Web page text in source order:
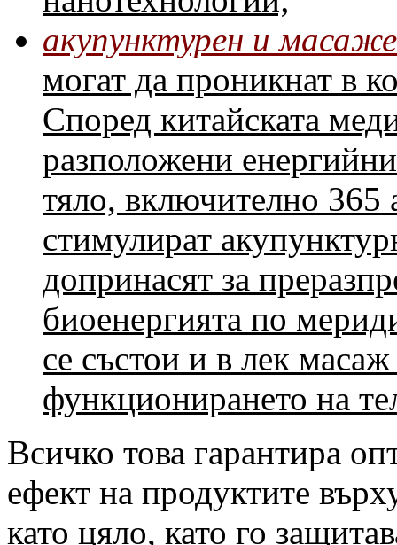
акупунктурен и
могат да проникнат в
Според китайската
разположени
тяло, включително 365
стимулират
допринасят за
биоенергията по
се състои и в лек
функционирането на
Всичко това гарантира
ефект на продуктите
като цяло, като го